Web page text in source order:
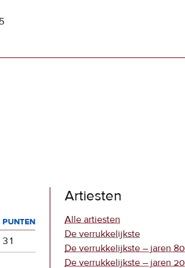
punten
31
Artiesten
Alle artiesten
De verrukkelijkste
De verrukkelijkste – jaren 80
De verrukkelijkste – jaren 20